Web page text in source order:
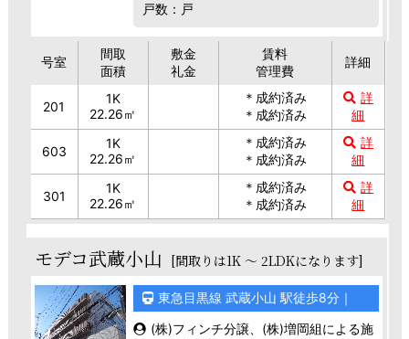
戸数：戸
号室
間取
面積
敷金
礼金
賃料
管理費
詳細
201
1K
22.26㎡
＊成約済み
＊成約済み
詳
細
603
1K
22.26㎡
＊成約済み
＊成約済み
詳
細
301
1K
22.26㎡
＊成約済み
＊成約済み
詳
細
モデコ武蔵小山 [間取りは1K ～ 2LDKになります]
東急目黒線 武蔵小山 駅徒歩8分｜
(株)フィンチ分譲、(株)増岡組による施